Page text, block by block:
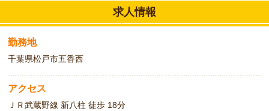
派遣での求人となります。マイカー通勤も可能です。資格・経験を
お持ちの方は、是非ご応募ください。
求人情報
勤務地
千葉県松戸市五香西
アクセス
ＪＲ武蔵野線 新八柱 徒歩 18分